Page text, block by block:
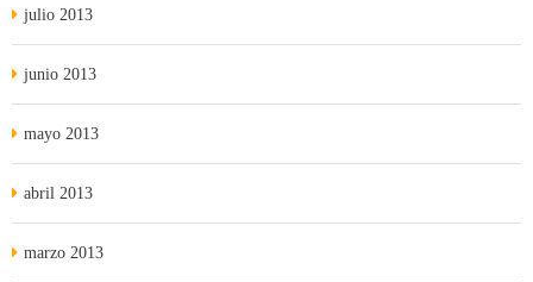
julio 2013
junio 2013
mayo 2013
abril 2013
marzo 2013